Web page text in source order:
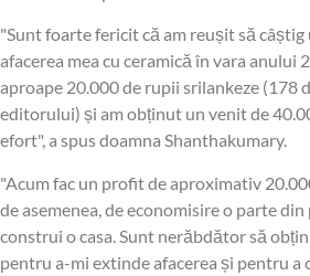
"Sunt foarte fericit că am reușit să
afacerea mea cu ceramică în vara anului
aproape 20.000 de rupii srilankeze (178
editorului) și am obținut un venit de
efort", a spus doamna Shanthakumary.
"Acum fac un profit de aproximativ
de asemenea, de economisire o parte
construi o casa. Sunt nerăbdător să
pentru a-mi extinde afacerea și pentru a